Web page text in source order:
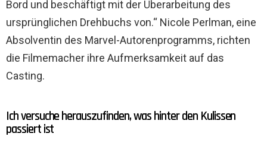
Bord und beschäftigt mit der Überarbeitung des
ursprünglichen Drehbuchs von.“ Nicole Perlman, eine
Absolventin des Marvel-Autorenprogramms, richten
die Filmemacher ihre Aufmerksamkeit auf das
Casting.
Ich versuche herauszufinden, was hinter den Kulissen
passiert ist